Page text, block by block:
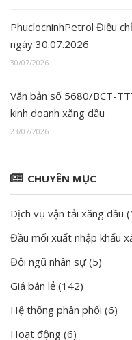
PhuclocninhPetrol Điều
ngày 30.07.2026
30/07/2026
Văn bản số 5680/BCT-
kinh doanh xăng dầu
23/07/2026
CHUYÊN MỤC
Dịch vụ vận tải xăng dầu
Đầu mối xuất nhập khẩu
Đội ngũ nhân sự(5)
Giá bán lẻ (142)
Hệ thống phân phối (6)
Hoạt động (6)